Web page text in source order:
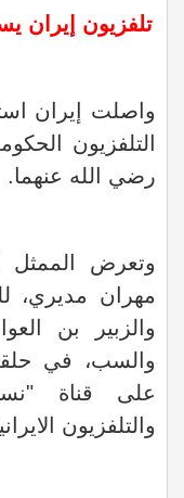
تلفزيون إيران
واصلت إيران
التلفزيون
رضي الله عنهما.
وتعرض الممثل
مهران مديري،
والزبير بن
والسب، في
على قناة
والتلفزيون